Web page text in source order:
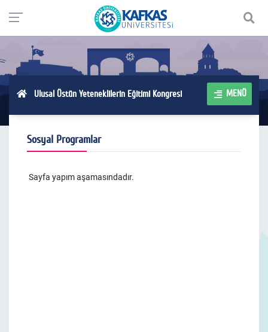
Ulusal Üstün Yeteneklilerin Eğitimi Kongresi MENÜ
Sosyal Programlar
Sayfa yapım aşamasındadır.